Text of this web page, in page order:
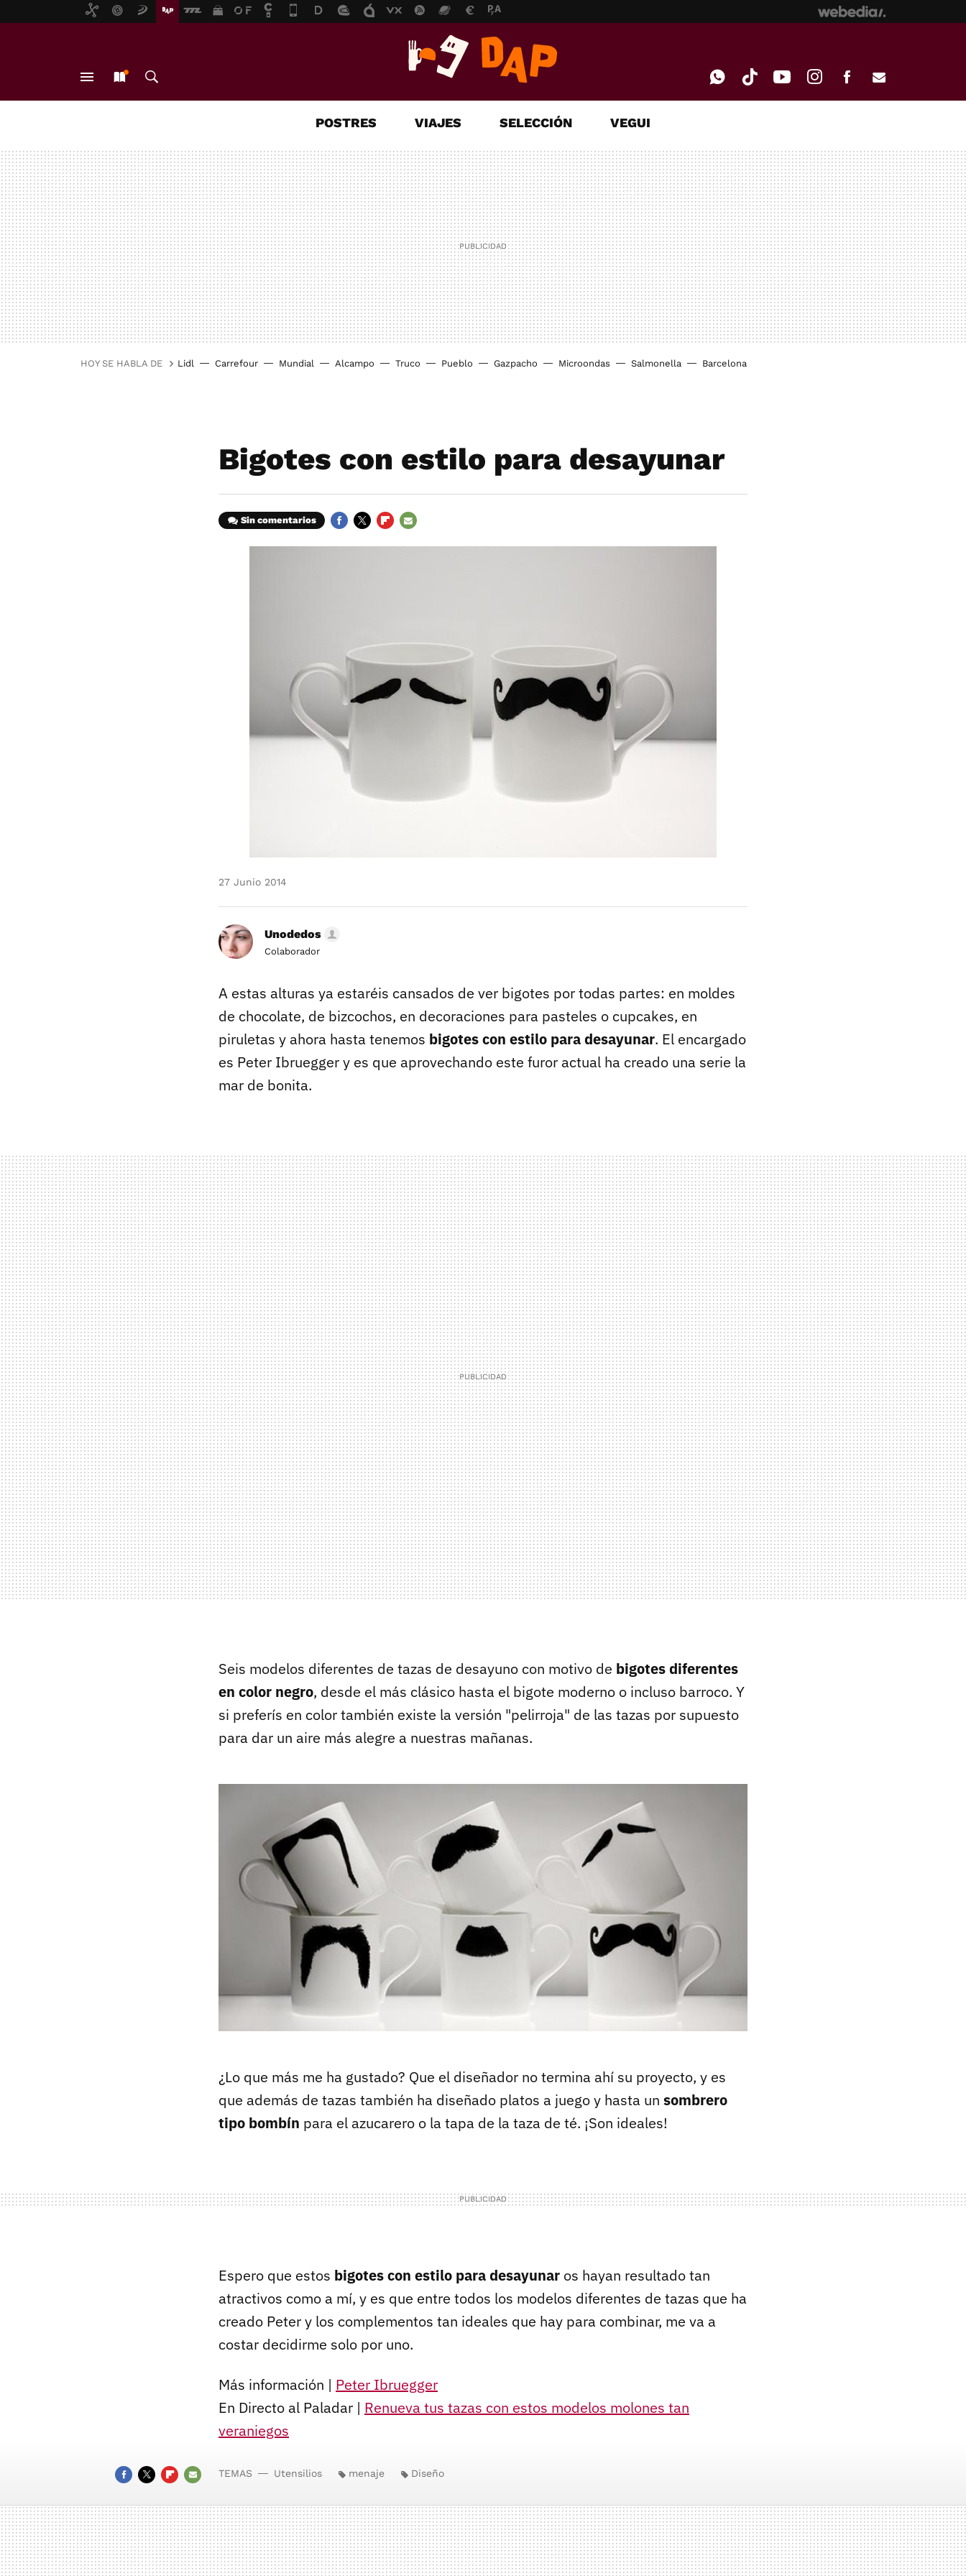
MAIL
POSTRES VIAJES SELECCIÓN VEGUI
HOY SE HABLA DE Lidl Carrefour Mundial Alcampo Truco Pueblo Gazpacho Microondas Salmonella Barcelona
Bigotes con estilo para desayunar
Sin comentarios
27 Junio 2014
Unodedos
Colaborador
A estas alturas ya estaréis cansados de ver bigotes por todas partes: en moldes
de chocolate, de bizcochos, en decoraciones para pasteles o cupcakes, en
piruletas y ahora hasta tenemos bigotes con estilo para desayunar. El encargado
es Peter Ibruegger y es que aprovechando este furor actual ha creado una serie la
mar de bonita.
Seis modelos diferentes de tazas de desayuno con motivo de bigotes diferentes
en color negro, desde el más clásico hasta el bigote moderno o incluso barroco. Y
si preferís en color también existe la versión "pelirroja" de las tazas por supuesto
para dar un aire más alegre a nuestras mañanas.
¿Lo que más me ha gustado? Que el diseñador no termina ahí su proyecto, y es
que además de tazas también ha diseñado platos a juego y hasta un sombrero
tipo bombín para el azucarero o la tapa de la taza de té. ¡Son ideales!
Espero que estos bigotes con estilo para desayunar os hayan resultado tan
atractivos como a mí, y es que entre todos los modelos diferentes de tazas que ha
creado Peter y los complementos tan ideales que hay para combinar, me va a
costar decidirme solo por uno.
Más información | Peter Ibruegger
En Directo al Paladar | Renueva tus tazas con estos modelos molones tan
veraniegos
MAIL
TEMAS Utensilios menaje Diseño